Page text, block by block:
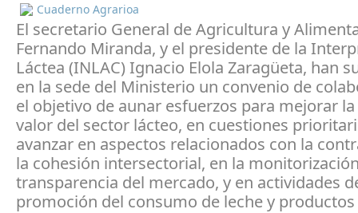
Cuaderno Agrarioa
El secretario General de Agricultura y
Fernando Miranda, y el presidente de la
Láctea (INLAC) Ignacio Elola Zaragüeta, han
en la sede del Ministerio un convenio de
el objetivo de aunar esfuerzos para mejorar
valor del sector lácteo, en cuestiones
avanzar en aspectos relacionados con la
la cohesión intersectorial, en la
transparencia del mercado, y en actividades
promoción del consumo de leche y